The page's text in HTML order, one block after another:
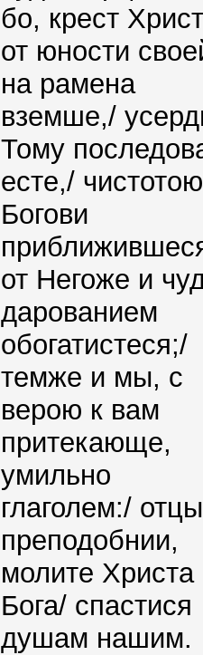
бо, крест
от юности
на рамена
вземше,/
Тому
есте,/ чистотою
Богови
от Негоже и
дарованием
обогатистеся;/
темже и мы, с
верою к вам
притекающе,
умильно
глаголем:/ отцы
преподобнии,
молите Христа
Бога/ спастися
душам нашим.